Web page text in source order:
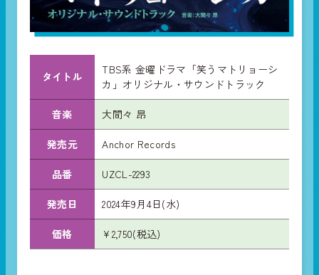
タイトル
TBS系 金曜ドラマ「笑うマトリョーシ
カ」オリジナル・サウンドトラック
音楽 大間々 昂
発売元 Anchor Records
品番 UZCL-2293
発売日 2024年9月4日(水)
価格 ¥2,750(税込)